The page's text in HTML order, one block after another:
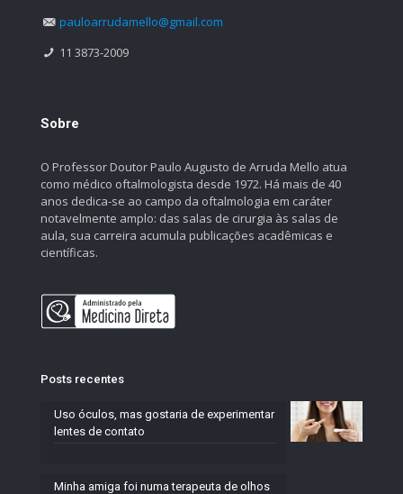
pauloarrudamello@gmail.com
11 3873-2009
Sobre
O Professor Doutor Paulo Augusto de Arruda Mello atua
como médico oftalmologista desde 1972. Há mais de 40
anos dedica-se ao campo da oftalmologia em caráter
notavelmente amplo: das salas de cirurgia às salas de
aula, sua carreira acumula publicações acadêmicas e
científicas.
Posts recentes
Uso óculos, mas gostaria de experimentar
lentes de contato
Minha amiga foi numa terapeuta de olhos